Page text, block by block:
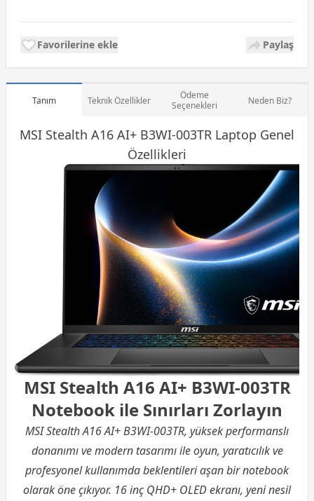
Favorilerine ekle Paylaş
Tanım Teknik Özellikler
Ödeme
Seçenekleri
Neden Biz?
MSI Stealth A16 AI+ B3WI-003TR Laptop Genel
Özellikleri
MSI Stealth A16 AI+ B3WI-003TR
Notebook ile Sınırları Zorlayın
MSI Stealth A16 AI+ B3WI-003TR, yüksek performanslı
donanımı ve modern tasarımı ile oyun, yaratıcılık ve
profesyonel kullanımda beklentileri aşan bir notebook
olarak öne çıkıyor. 16 inç QHD+ OLED ekranı, yeni nesil